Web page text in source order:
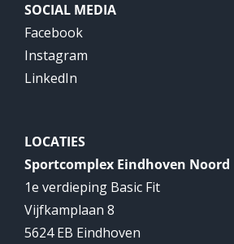
SOCIAL MEDIA
Facebook
Instagram
LinkedIn
LOCATIES
Sportcomplex Eindhoven Noord
1e verdieping Basic Fit
Vijfkamplaan 8
5624 EB Eindhoven